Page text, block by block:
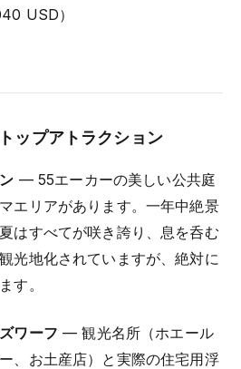
USD）
ップアトラクション
— 55エーカーの美しい公共庭
エリアがあります。一年中絶景
はすべてが咲き誇り、息を呑む
光地化されていますが、絶対に
す。
ワーフ — 観光名所（ホエール
、お土産店）と実際の住宅用浮